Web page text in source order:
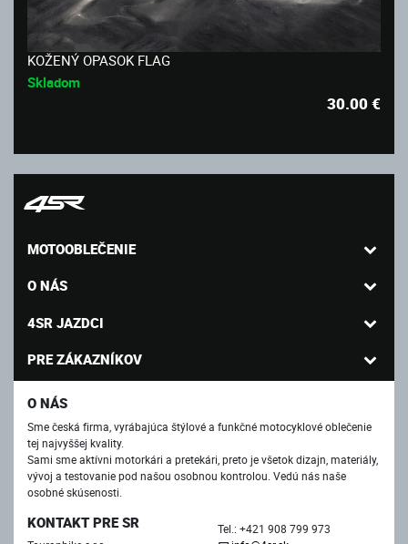
KOŽENÝ OPASOK FLAG
Skladom
30.00€
MOTOOBLEČENIE
O NÁS
4SR JAZDCI
PRE ZÁKAZNÍKOV
O NÁS
Sme česká firma, vyrábajúca štýlové a funkčné motocyklové oblečenie
tej najvyššej kvality.
Sami sme aktívni motorkári a pretekári, preto je všetok dizajn, materiály,
vývoj a testovanie pod našou osobnou kontrolou. Vedú nás naše
osobné skúsenosti.
KONTAKT PRE SR
Tel.: +421 908 799 973